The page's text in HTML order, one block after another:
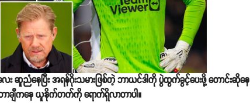
ညံနေပြီး အရန်ဂိုးသမားဖြစ်တဲ့ ဘာယင်ဒါကို ပွဲထွက်ခွင့်ပေးဖို့ တောင်းဆိုနေ
ာချီကနေ ယူနိုက်တက်ကို ရောက်ရှိလာတာပါ။